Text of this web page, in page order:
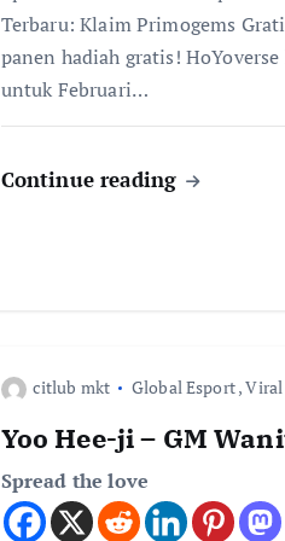
Terbaru: Klaim Primogems
panen hadiah gratis!
untuk Februari…
Continue reading
citlub mkt Global Esport,Viral
Yoo Hee-ji – GM
Spread the love